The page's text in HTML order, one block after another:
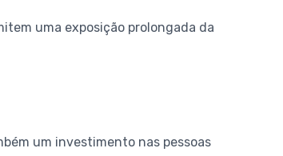
uma exposição prolongada da
um investimento nas pessoas